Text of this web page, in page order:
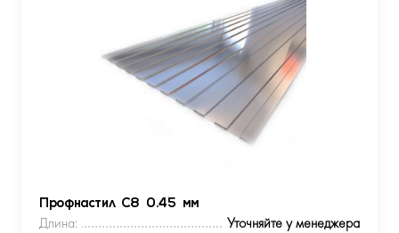
Профнастил С8 0.45 мм
Длина:
Уточняйте у менеджера